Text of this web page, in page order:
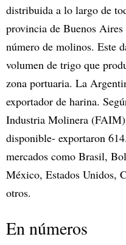
distribuida a lo largo de
provincia de Buenos
número de molinos. Este
volumen de trigo que
zona portuaria. La
exportador de harina.
Industria Molinera
disponible- exportaron
mercados como Brasil,
México, Estados Unidos,
otros.
En números